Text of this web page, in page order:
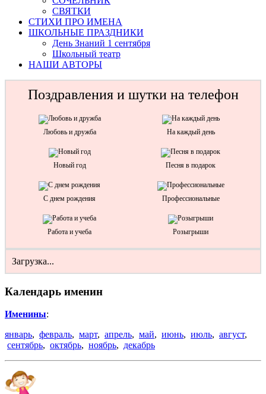
СВЯТКИ
СТИХИ ПРО ИМЕНА
ШКОЛЬНЫЕ ПРАЗДНИКИ
День Знаний 1 сентября
Школьный театр
НАШИ АВТОРЫ
Поздравления и шутки на телефон
Любовь и дружба На каждый день
Новый год Песня в подарок
С днем рождения Профессиональные
Работа и учеба Розыгрыши
Загрузка...
Календарь именин
Именины:
январь, февраль, март, апрель, май, июнь, июль, август,
сентябрь, октябрь, ноябрь, декабрь